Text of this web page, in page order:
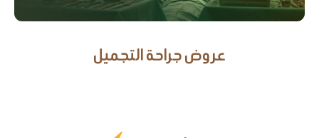
عروض جراحة التجميل